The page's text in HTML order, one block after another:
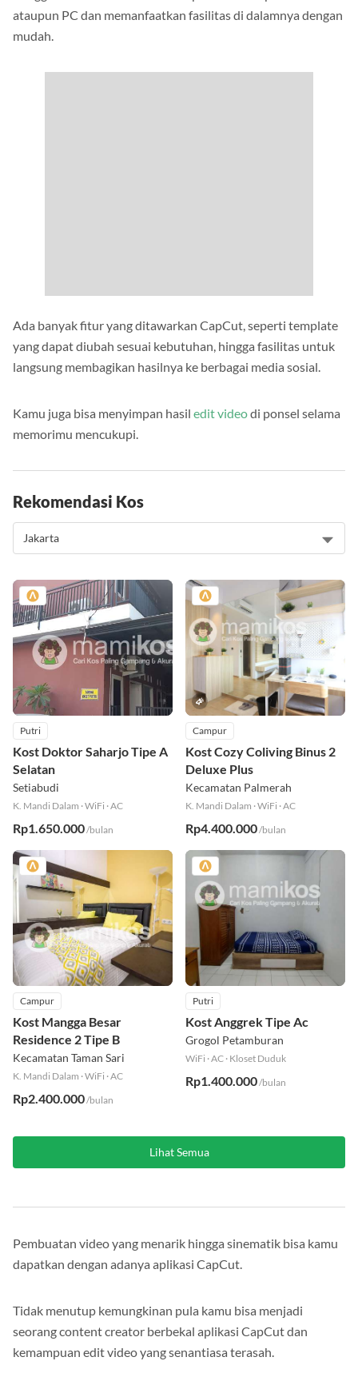
ataupun PC dan memanfaatkan fasilitas di dalamnya dengan
mudah.
Ada banyak fitur yang ditawarkan CapCut, seperti template
yang dapat diubah sesuai kebutuhan, hingga fasilitas untuk
langsung membagikan hasilnya ke berbagai media sosial.
Kamu juga bisa menyimpan hasil edit videodi ponsel selama
memorimu mencukupi.
Rekomendasi Kos
Putri
Kost Doktor Saharjo Tipe A
Selatan
Setiabudi
K. Mandi Dalam ·WiFi ·AC
Rp1.650.000/bulan
Campur
Kost Cozy Coliving Binus 2
Deluxe Plus
Kecamatan Palmerah
K. Mandi Dalam ·WiFi ·AC
Rp4.400.000/bulan
Campur
Kost Mangga Besar
Residence 2 Tipe B
Kecamatan Taman Sari
K. Mandi Dalam ·WiFi ·AC
Rp2.400.000/bulan
Putri
Kost Anggrek Tipe Ac
Grogol Petamburan
WiFi ·AC · Kloset Duduk
Rp1.400.000/bulan
Lihat Semua
Pembuatan video yang menarik hingga sinematik bisa kamu
dapatkan dengan adanya aplikasi CapCut.
Tidak menutup kemungkinan pula kamu bisa menjadi
seorang content creator berbekal aplikasi CapCut dan
kemampuan edit video yang senantiasa terasah.